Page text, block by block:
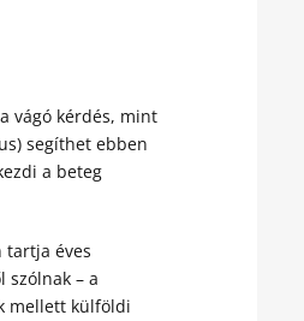
vágó kérdés, mint
segíthet ebben
a beteg
tartja éves
szólnak – a
mellett külföldi